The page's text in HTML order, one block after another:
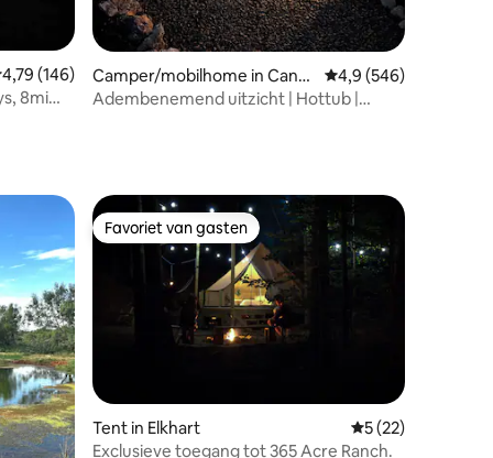
beoordeling van 4,79 op 5, 146 recensies
4,79 (146)
8mi
Camper/mobilhome in Cany
on Lake
Gemiddelde
4,9 (546)
Adembenemend uitzicht | Hottub |
Favoriet van gasten
Favoriet van gasten
Tent in Elkhart Gemiddelde
5 (22)
Exclusieve toegang tot 365 Acre Ranch.